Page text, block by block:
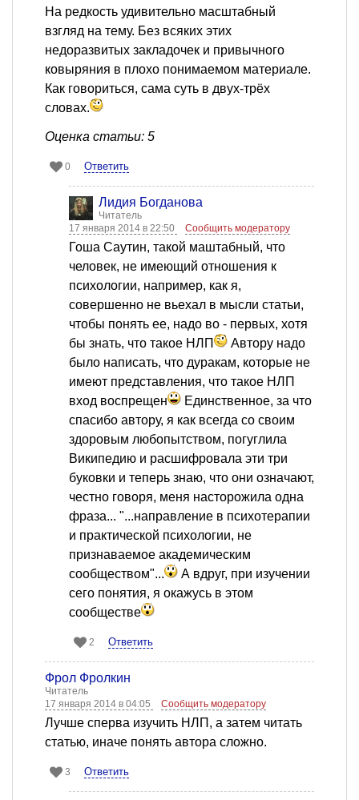
На редкость удивительно масштабный
взгляд на тему. Без всяких этих
недоразвитых закладочек и привычного
ковыряния в плохо понимаемом материале.
Как говориться, сама суть в двух-трёх
словах.
Оценка статьи: 5
0 Ответить
Лидия Богданова
Читатель
17 января 2014 в 22:50
Сообщить модератору
Гоша Саутин, такой маштабный, что
человек, не имеющий отношения к
психологии, например, как я,
совершенно не вьехал в мысли статьи,
чтобы понять ее, надо во - первых, хотя
бы знать, что такое НЛП
Автору надо
было написать, что дуракам, которые не
имеют представления, что такое НЛП
вход воспрещен
Единственное, за что
спасибо автору, я как всегда со своим
здоровым любопытством, погуглила
Википедию и расшифровала эти три
буковки и теперь знаю, что они означают,
честно говоря, меня насторожила одна
фраза... "...направление в психотерапии
и практической психологии, не
признаваемое академическим
сообществом"...
А вдруг, при изучении
сего понятия, я окажусь в этом
сообществе
2 Ответить
Фрол Фролкин
Читатель
17 января 2014 в 04:05
Сообщить модератору
Лучше сперва изучить НЛП, а затем читать
статью, иначе понять автора сложно.
3 Ответить